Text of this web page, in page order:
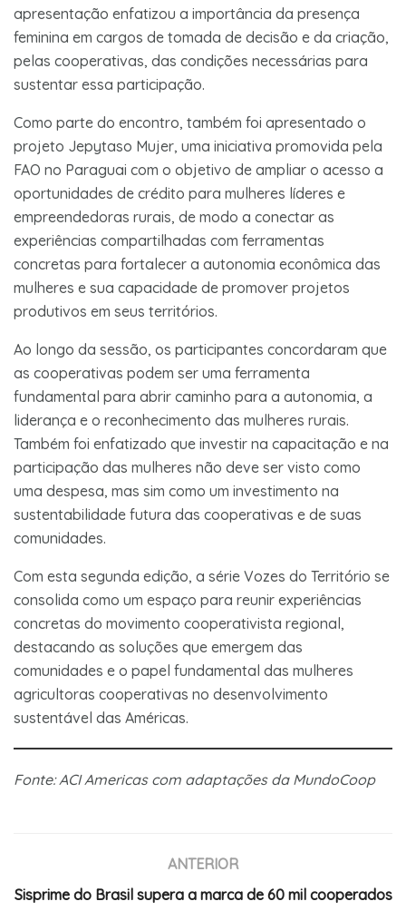
apresentação enfatizou a importância da presença
feminina em cargos de tomada de decisão e da criação,
pelas cooperativas, das condições necessárias para
sustentar essa participação.
Como parte do encontro, também foi apresentado o
projeto Jepytaso Mujer, uma iniciativa promovida pela
FAO no Paraguai com o objetivo de ampliar o acesso a
oportunidades de crédito para mulheres líderes e
empreendedoras rurais, de modo a conectar as
experiências compartilhadas com ferramentas
concretas para fortalecer a autonomia econômica das
mulheres e sua capacidade de promover projetos
produtivos em seus territórios.
Ao longo da sessão, os participantes concordaram que
as cooperativas podem ser uma ferramenta
fundamental para abrir caminho para a autonomia, a
liderança e o reconhecimento das mulheres rurais.
Também foi enfatizado que investir na capacitação e na
participação das mulheres não deve ser visto como
uma despesa, mas sim como um investimento na
sustentabilidade futura das cooperativas e de suas
comunidades.
Com esta segunda edição, a série Vozes do Território se
consolida como um espaço para reunir experiências
concretas do movimento cooperativista regional,
destacando as soluções que emergem das
comunidades e o papel fundamental das mulheres
agricultoras cooperativas no desenvolvimento
sustentável das Américas.
Fonte: ACI Americas com adaptações da MundoCoop
ANTERIOR
Sisprime do Brasil supera a marca de 60 mil cooperados